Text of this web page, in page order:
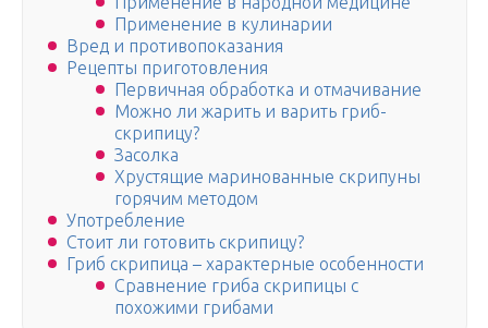
Применение в кулинарии
Вред и противопоказания
Рецепты приготовления
Первичная обработка и отмачивание
Можно ли жарить и варить гриб-
скрипицу?
Засолка
Хрустящие маринованные скрипуны
горячим методом
Употребление
Стоит ли готовить скрипицу?
Гриб скрипица – характерные особенности
Сравнение гриба скрипицы с
похожими грибами